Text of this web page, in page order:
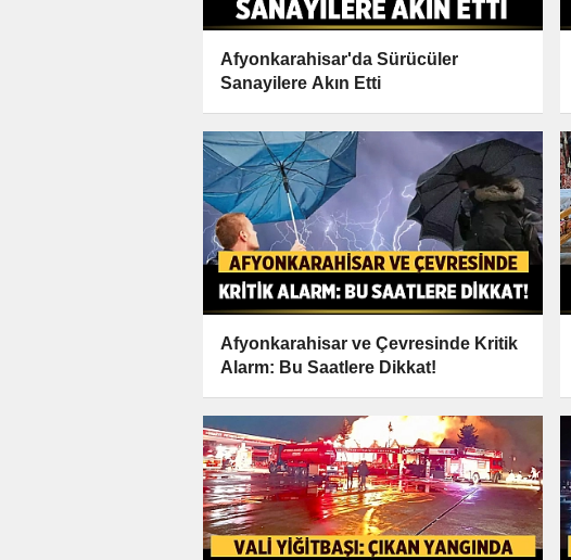
Afyonkarahisar'da Sürücüler
Sanayilere Akın Etti
Afyonkarahisar ve Çevresinde Kritik
Alarm: Bu Saatlere Dikkat!